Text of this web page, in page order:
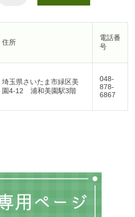
住所
電話番
号
埼玉県さいたま市緑区美
園4-12 浦和美園駅3階
048-
878-
6867